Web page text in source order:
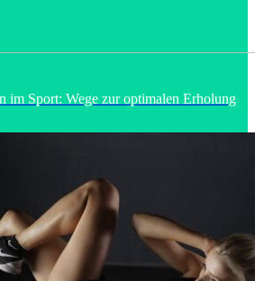
im Sport: Wege zur optimalen Erholung